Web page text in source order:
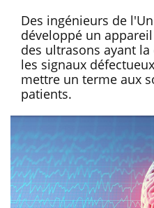
Des ingénieurs de
développé un
des ultrasons ayant
les signaux
mettre un terme aux
patients.